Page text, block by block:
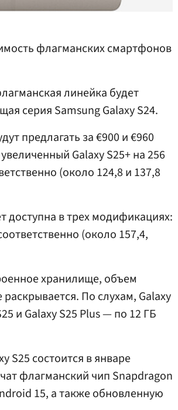
флагманских смартфонов
линейка будет
серия Samsung Galaxy S24.
предлагать за €900 и €960
Galaxy S25+ на 256
(около 124,8 и 137,8
доступна в трех модификациях:
(около 157,4,
хранилище, объем
По слухам, Galaxy
и Galaxy S25 Plus — по 12 ГБ
S25 состоится в январе
флагманский чип Snapdragon
15, а также обновленную